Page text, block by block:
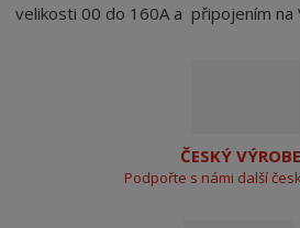
velikosti 00 do 160A a připojením na
ČESKÝ
Podpořte s námi další